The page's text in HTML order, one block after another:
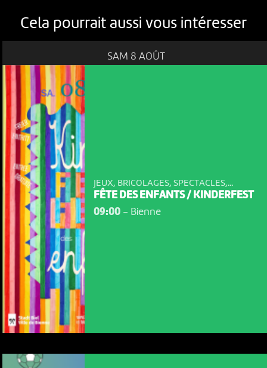
Cela pourrait aussi vous intéresser
SAM 8 AOÛT
JEUX, BRICOLAGES, SPECTACLES,...
FÊTE DES ENFANTS / KINDERFEST
09:00- Bienne